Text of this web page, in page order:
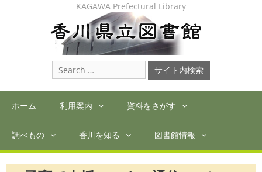
KAGAWA Prefectural Library
Search
for:
ホーム 利用案内 資料をさがす
調べもの 香川を知る 図書館情報